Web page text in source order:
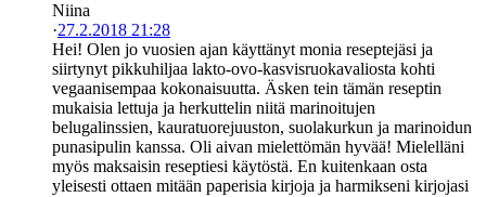
Niina
·27.2.2018 21:28
Hei! Olen jo vuosien ajan käyttänyt monia reseptejäsi ja
siirtynyt pikkuhiljaa lakto-ovo-kasvisruokavaliosta kohti
vegaanisempaa kokonaisuutta. Äsken tein tämän reseptin
mukaisia lettuja ja herkuttelin niitä marinoitujen
belugalinssien, kauratuorejuuston, suolakurkun ja marinoidun
punasipulin kanssa. Oli aivan mielettömän hyvää! Mielelläni
myös maksaisin reseptiesi käytöstä. En kuitenkaan osta
yleisesti ottaen mitään paperisia kirjoja ja harmikseni kirjojasi